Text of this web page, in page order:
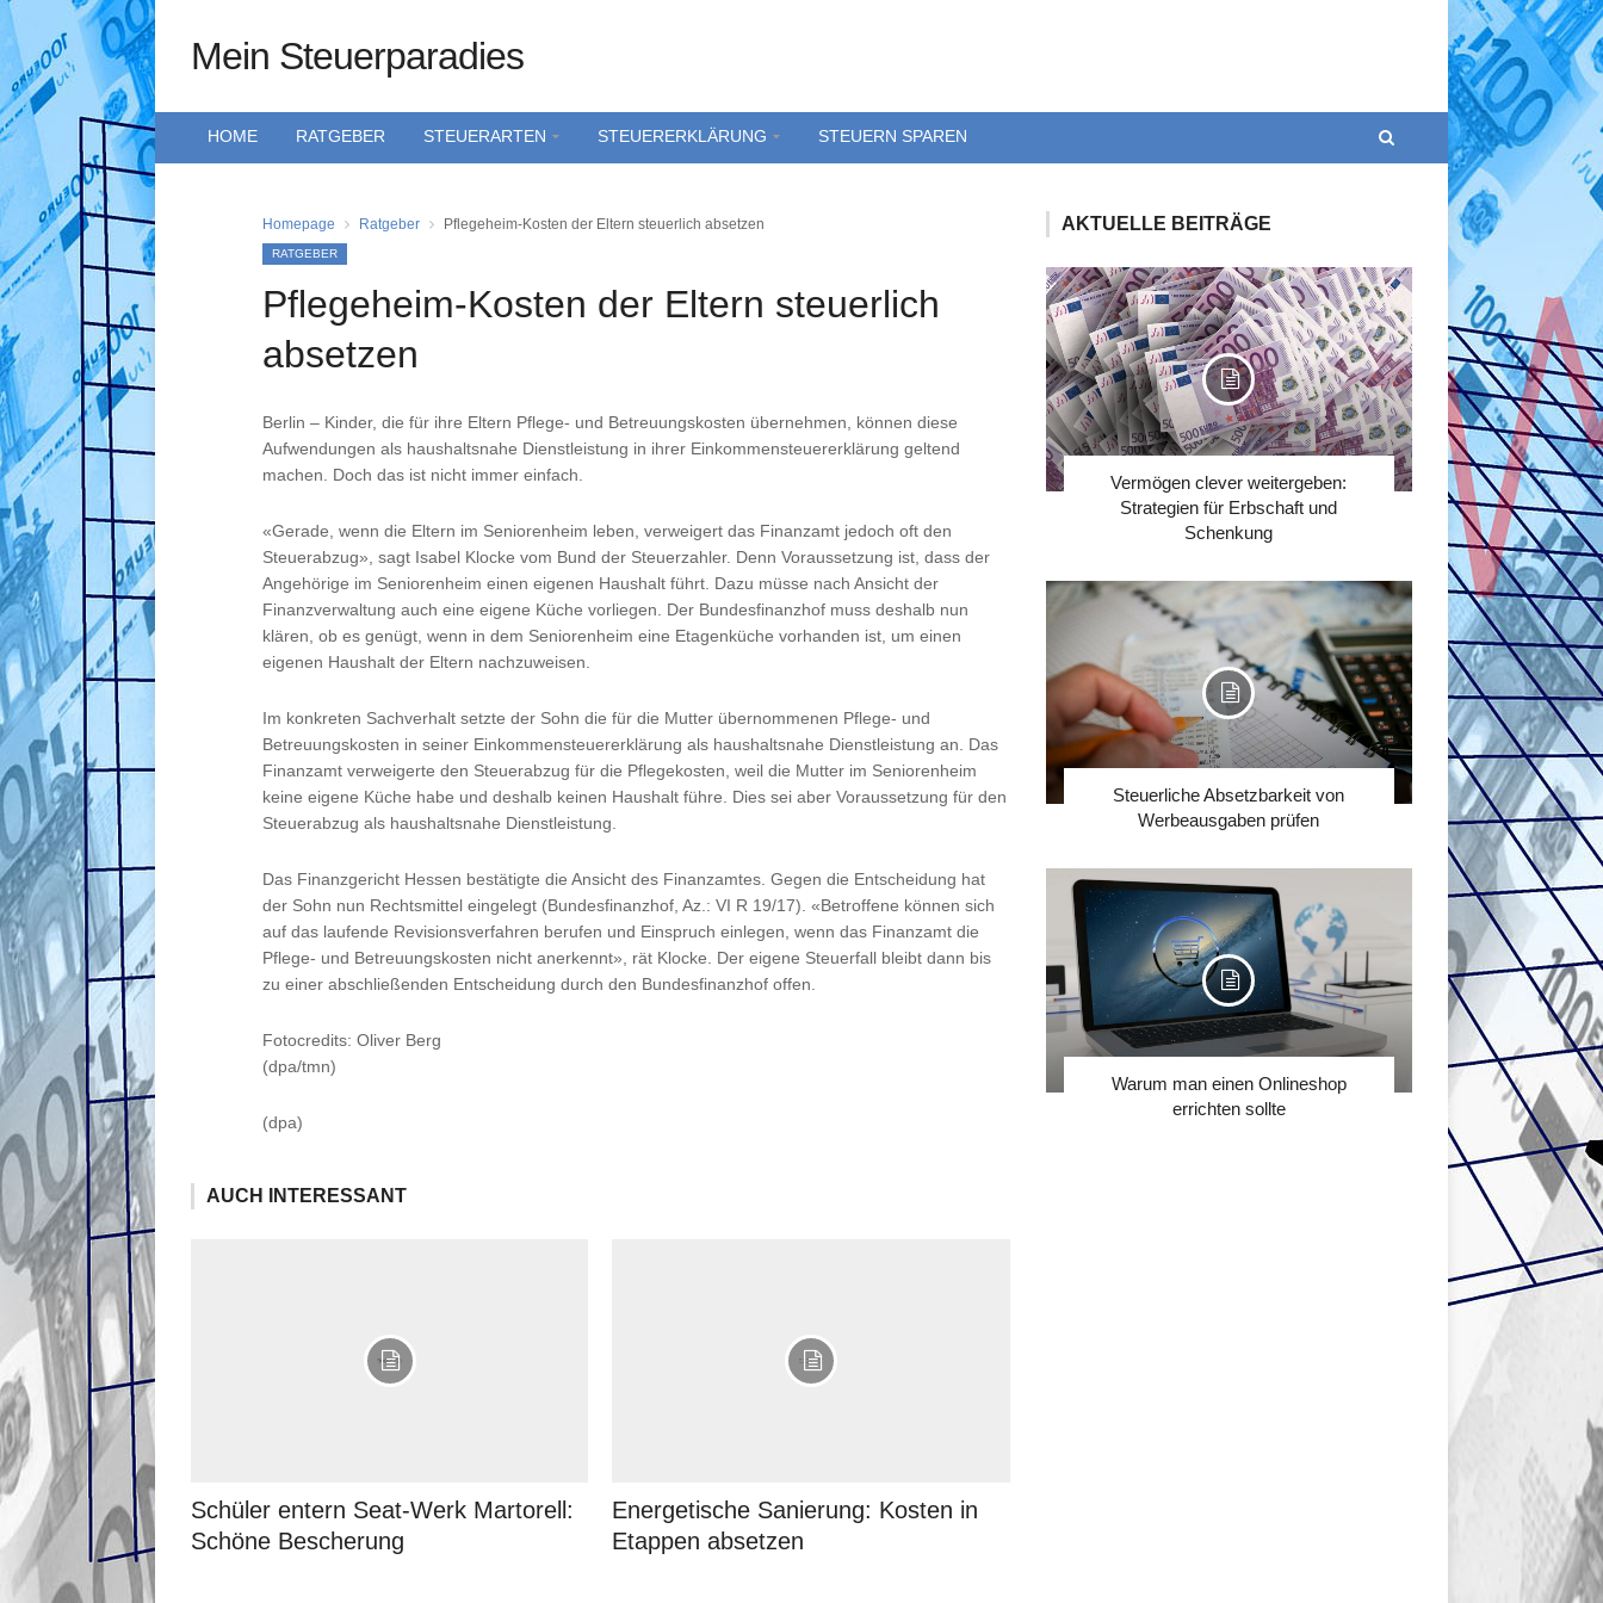
Mein Steuerparadies
HOME RATGEBER STEUERARTEN STEUERERKLÄRUNG STEUERN SPAREN
Homepage Ratgeber Pflegeheim-Kosten der Eltern steuerlich absetzen
RATGEBER
Pflegeheim-Kosten der Eltern steuerlich
absetzen
Berlin – Kinder, die für ihre Eltern Pflege- und Betreuungskosten übernehmen, können diese
Aufwendungen als haushaltsnahe Dienstleistung in ihrer Einkommensteuererklärung geltend
machen. Doch das ist nicht immer einfach.
«Gerade, wenn die Eltern im Seniorenheim leben, verweigert das Finanzamt jedoch oft den
Steuerabzug», sagt Isabel Klocke vom Bund der Steuerzahler. Denn Voraussetzung ist, dass der
Angehörige im Seniorenheim einen eigenen Haushalt führt. Dazu müsse nach Ansicht der
Finanzverwaltung auch eine eigene Küche vorliegen. Der Bundesfinanzhof muss deshalb nun
klären, ob es genügt, wenn in dem Seniorenheim eine Etagenküche vorhanden ist, um einen
eigenen Haushalt der Eltern nachzuweisen.
Im konkreten Sachverhalt setzte der Sohn die für die Mutter übernommenen Pflege- und
Betreuungskosten in seiner Einkommensteuererklärung als haushaltsnahe Dienstleistung an. Das
Finanzamt verweigerte den Steuerabzug für die Pflegekosten, weil die Mutter im Seniorenheim
keine eigene Küche habe und deshalb keinen Haushalt führe. Dies sei aber Voraussetzung für den
Steuerabzug als haushaltsnahe Dienstleistung.
Das Finanzgericht Hessen bestätigte die Ansicht des Finanzamtes. Gegen die Entscheidung hat
der Sohn nun Rechtsmittel eingelegt (Bundesfinanzhof, Az.: VI R 19/17). «Betroffene können sich
auf das laufende Revisionsverfahren berufen und Einspruch einlegen, wenn das Finanzamt die
Pflege- und Betreuungskosten nicht anerkennt», rät Klocke. Der eigene Steuerfall bleibt dann bis
zu einer abschließenden Entscheidung durch den Bundesfinanzhof offen.
Fotocredits: Oliver Berg
(dpa/tmn)
(dpa)
AUCH INTERESSANT
Schüler entern Seat-Werk Martorell:
Schöne Bescherung
Energetische Sanierung: Kosten in
Etappen absetzen
AKTUELLE BEITRÄGE
Vermögen clever weitergeben:
Strategien für Erbschaft und
Schenkung
Steuerliche Absetzbarkeit von
Werbeausgaben prüfen
Warum man einen Onlineshop
errichten sollte